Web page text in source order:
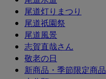
尾道灯りまつり
尾道祇園祭
尾道風景
志賀直哉さん
敬老の日
新商品・季節限定商品